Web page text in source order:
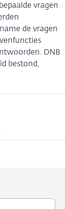
vragen
de vragen
DNB
bestond,